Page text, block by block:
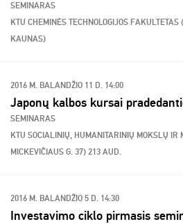
SEMINARAS
KTU CHEMINĖS TECHNOLOGIJOS
KAUNAS)
2016 M. BALANDŽIO 11 D. 14:00
Japonų kalbos kursai
SEMINARAS
KTU SOCIALINIŲ, HUMANITARINIŲ MOKSLŲ IR
MICKEVIČIAUS G. 37) 213 AUD.
2016 M. BALANDŽIO 5 D. 14:30
Investavimo ciklo pirmasis